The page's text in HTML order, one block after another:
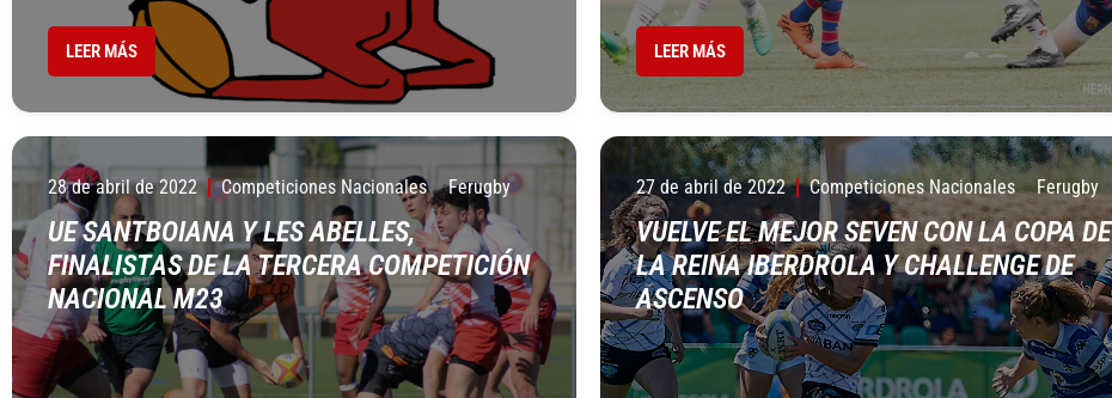
LEER MÁS LEER MÁS
28 de abril de 2022 Competiciones Nacionales Ferugby
UE SANTBOIANA Y LES ABELLES,
FINALISTAS DE LA TERCERA COMPETICIÓN
NACIONAL M23
27 de abril de 2022 Competiciones Nacionales Ferugby
VUELVE EL MEJOR SEVEN CON LA COPA DE
LA REINA IBERDROLA Y CHALLENGE DE
ASCENSO